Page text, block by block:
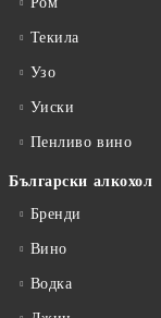
Текила
Узо
Уиски
Пенливо вино
Български алкохол
Бренди
Вино
Водка